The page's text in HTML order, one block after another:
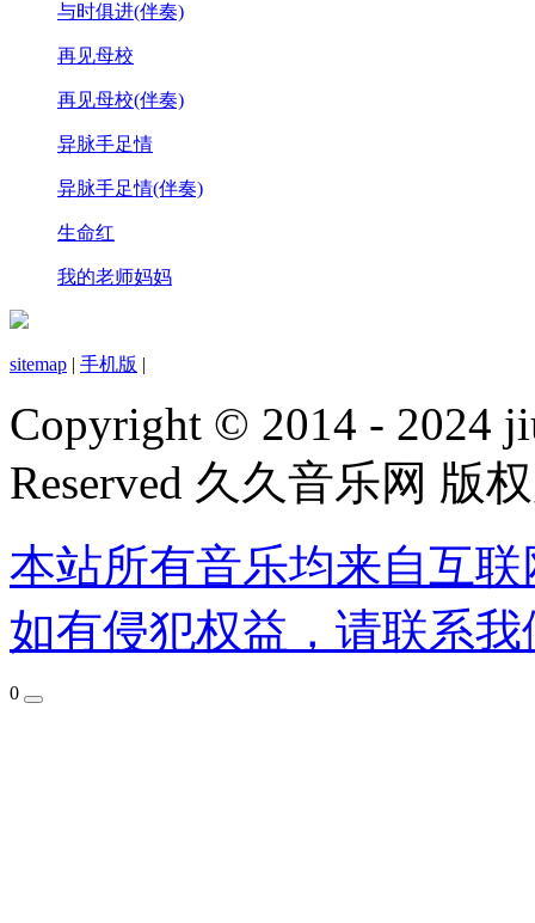
与时俱进(伴奏)
再见母校
再见母校(伴奏)
异脉手足情
异脉手足情(伴奏)
生命红
我的老师妈妈
sitemap | 手机版 |
Copyright © 2014 - 2024
Reserved 久久音乐网 版
本站所有音乐均来自互
如有侵犯权益，请联系
0